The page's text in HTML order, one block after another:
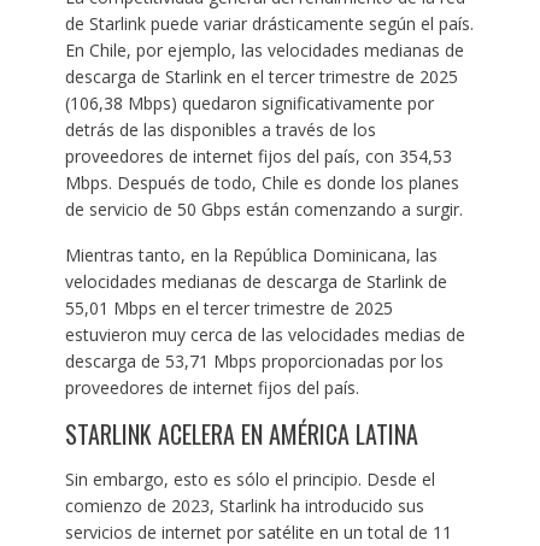
de Starlink puede variar drásticamente según el país.
En Chile, por ejemplo, las velocidades medianas de
descarga de Starlink en el tercer trimestre de 2025
(106,38 Mbps) quedaron significativamente por
detrás de las disponibles a través de los
proveedores de internet fijos del país, con 354,53
Mbps. Después de todo, Chile es donde los planes
de servicio de 50 Gbps están comenzando a surgir.
Mientras tanto, en la República Dominicana, las
velocidades medianas de descarga de Starlink de
55,01 Mbps en el tercer trimestre de 2025
estuvieron muy cerca de las velocidades medias de
descarga de 53,71 Mbps proporcionadas por los
proveedores de internet fijos del país.
STARLINK ACELERA EN AMÉRICA LATINA
Sin embargo, esto es sólo el principio. Desde el
comienzo de 2023, Starlink ha introducido sus
servicios de internet por satélite en un total de 11